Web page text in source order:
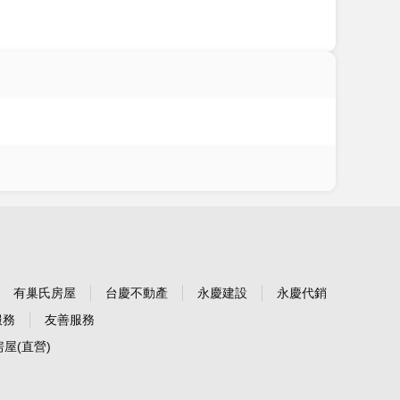
有巢氏房屋 台慶不動產 永慶建設
永慶代銷
友善服務
屋(直營)